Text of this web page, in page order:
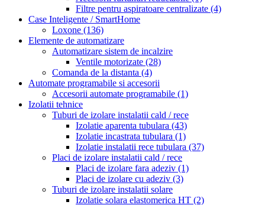
Filtre pentru aspiratoare centralizate (4)
Case Inteligente / SmartHome
Loxone (136)
Elemente de automatizare
Automatizare sistem de incalzire
Ventile motorizate (28)
Comanda de la distanta (4)
Automate programabile si accesorii
Accesorii automate programabile (1)
Izolatii tehnice
Tuburi de izolare instalatii cald / rece
Izolatie aparenta tubulara (43)
Izolatie incastrata tubulara (1)
Izolatie instalatii rece tubulara (37)
Placi de izolare instalatii cald / rece
Placi de izolare fara adeziv (1)
Placi de izolare cu adeziv (3)
Tuburi de izolare instalatii solare
Izolatie solara elastomerica HT (2)